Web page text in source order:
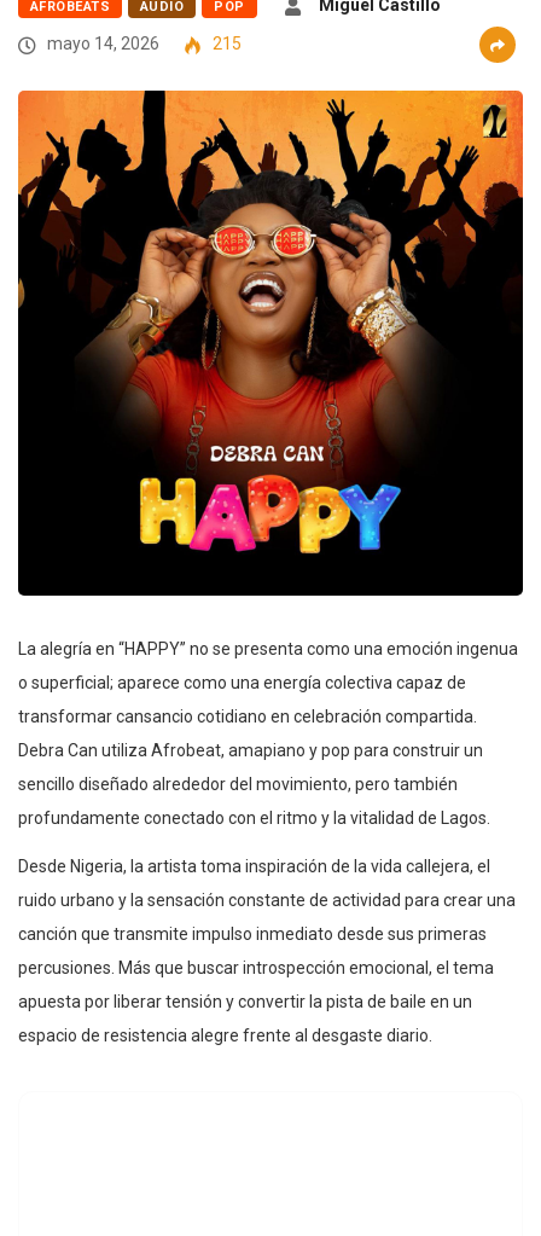
AFROBEATS AUDIO POP
Miguel Castillo
mayo 14, 2026
215
La alegría en “HAPPY” no se presenta como una emoción ingenua
o superficial; aparece como una energía colectiva capaz de
transformar cansancio cotidiano en celebración compartida.
Debra Can utiliza Afrobeat, amapiano y pop para construir un
sencillo diseñado alrededor del movimiento, pero también
profundamente conectado con el ritmo y la vitalidad de Lagos.
Desde Nigeria, la artista toma inspiración de la vida callejera, el
ruido urbano y la sensación constante de actividad para crear una
canción que transmite impulso inmediato desde sus primeras
percusiones. Más que buscar introspección emocional, el tema
apuesta por liberar tensión y convertir la pista de baile en un
espacio de resistencia alegre frente al desgaste diario.